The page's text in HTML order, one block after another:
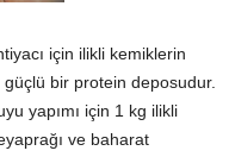
için ilikli kemiklerin
güçlü bir protein deposudur.
yapımı için 1 kg ilikli
ve baharat